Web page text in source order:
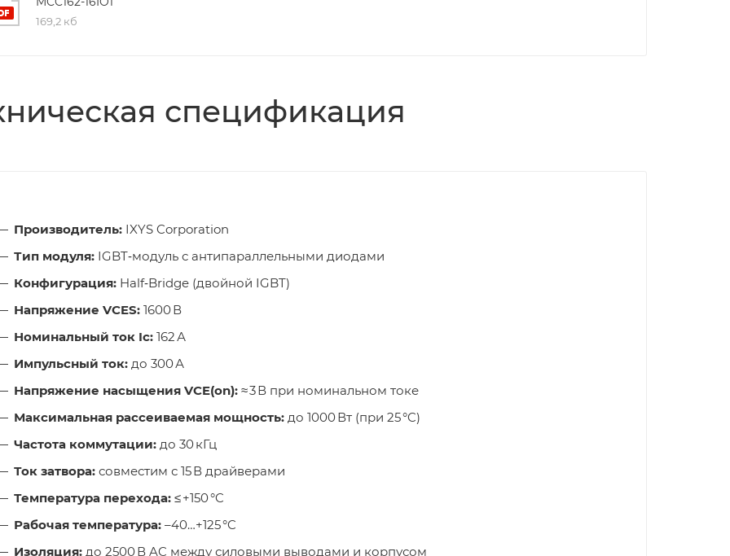
169,2 кб
спецификация
Производитель: IXYS Corporation
Тип модуля: IGBT‑модуль с антипараллельными диодами
Конфигурация: Half‑Bridge (двойной IGBT)
Напряжение VCES: 1600 В
Номинальный ток Ic: 162 А
Импульсный ток: до 300 А
Напряжение насыщения VCE(on): ≈ 3 В при номинальном токе
Максимальная рассеиваемая мощность: до 1000 Вт (при 25 °C)
Частота коммутации: до 30 кГц
Ток затвора: совместим с 15 В драйверами
Температура перехода: ≤ +150 °C
Рабочая температура: –40…+125 °C
Изоляция: до 2500 В AC между силовыми выводами и корпусом